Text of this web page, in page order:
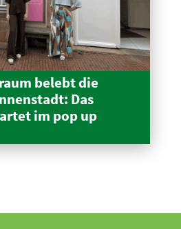
belebt die
Das
im pop up